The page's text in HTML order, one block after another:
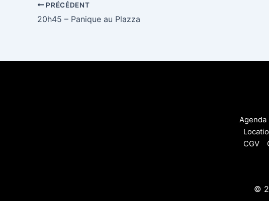
PRÉCÉDENT
20h45 – Panique au Plazza
Agenda
CGV
©